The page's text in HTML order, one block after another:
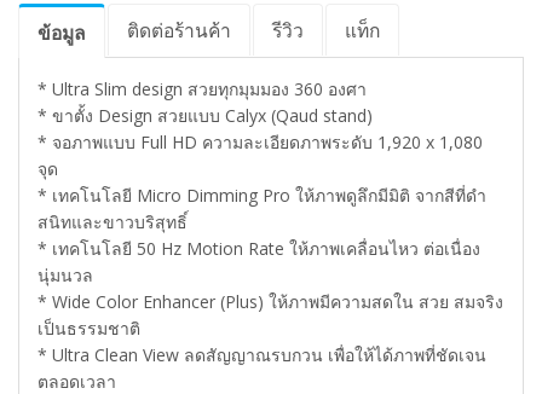
ข้อมูล ติดต่อร้านค้า รีวิว แท็ก
* Ultra Slim design สวยทุกมุมมอง 360 องศา
* ขาตั้ง Design สวยแบบ Calyx (Qaud stand)
* จอภาพแบบ Full HD ความละเอียดภาพระดับ 1,920 x 1,080
จุด
* เทคโนโลยี Micro Dimming Pro ให้ภาพดูลึกมีมิติ จากสีที่ดำ
สนิทและขาวบริสุทธิ์
* เทคโนโลยี 50 Hz Motion Rate ให้ภาพเคลื่อนไหว ต่อเนื่อง
นุ่มนวล
* Wide Color Enhancer (Plus) ให้ภาพมีความสดใน สวย สมจริง
เป็นธรรมชาติ
* Ultra Clean View ลดสัญญาณรบกวน เพื่อให้ได้ภาพที่ชัดเจน
ตลอดเวลา